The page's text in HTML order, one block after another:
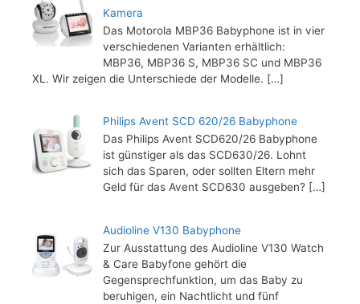
Kamera
Das Motorola MBP36 Babyphone ist in vier
verschiedenen Varianten erhältlich:
MBP36, MBP36 S, MBP36 SC und MBP36
XL. Wir zeigen die Unterschiede der Modelle. […]
Philips Avent SCD 620/26 Babyphone
Das Philips Avent SCD620/26 Babyphone
ist günstiger als das SCD630/26. Lohnt
sich das Sparen, oder sollten Eltern mehr
Geld für das Avent SCD630 ausgeben?[…]
Audioline V130 Babyphone
Zur Ausstattung des Audioline V130 Watch
& Care Babyfone gehört die
Gegensprechfunktion, um das Baby zu
beruhigen, ein Nachtlicht und fünf